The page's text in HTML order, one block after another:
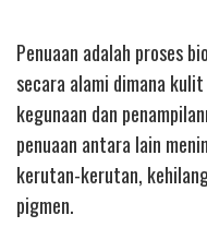
Penuaan adalah proses
secara alami dimana
kegunaan dan
penuaan antara lain
kerutan-kerutan,
pigmen.